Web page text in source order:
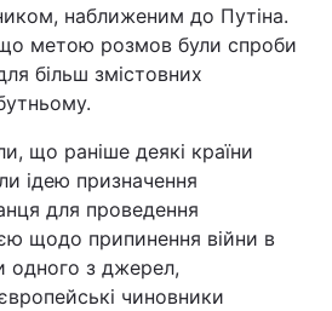
наближеним до Путіна.
метою розмов були спроби
більш змістовних
що раніше деякі країни
ідею призначення
для проведення
щодо припинення війни в
одного з джерел,
чиновники